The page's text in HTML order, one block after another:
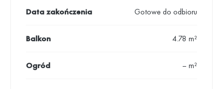
Data zakończenia Gotowe do odbioru
Balkon 4.78 m²
Ogród – m²